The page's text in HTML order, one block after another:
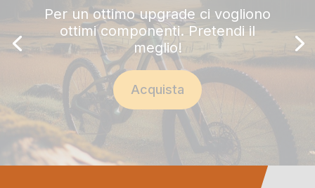
Stai valutando una bici usata? Provala
per un mese, usala ovunque.
E se non è quella giusta, la cambi senza
perdere un euro.
Info e condizioni